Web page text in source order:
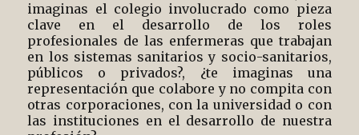
imaginas el colegio involucrado como pieza
clave en el desarrollo de los roles
profesionales de las enfermeras que trabajan
en los sistemas sanitarios y socio-sanitarios,
públicos o privados?, ¿te imaginas una
representación que colabore y no compita con
otras corporaciones, con la universidad o con
las instituciones en el desarrollo de nuestra